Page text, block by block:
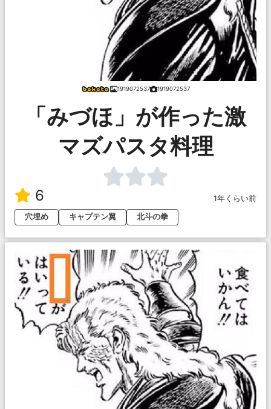
1919072537 1919072537
「みづほ」が作った激
マズパスタ料理
6
1年くらい前
穴埋め
キャプテン翼 北斗の拳